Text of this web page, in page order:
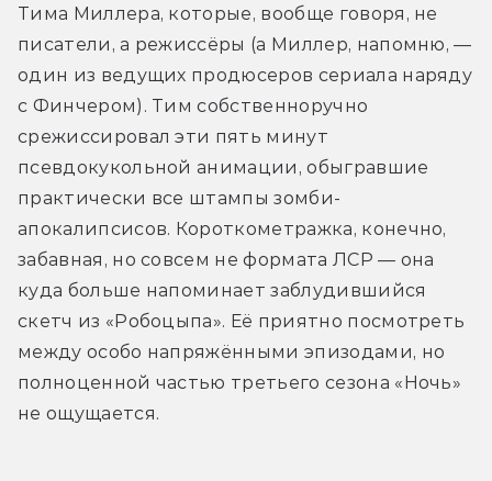
Тима Миллера, которые, вообще говоря, не
писатели, а режиссёры (а Миллер, напомню, —
один из ведущих продюсеров сериала наряду
с Финчером). Тим собственноручно
срежиссировал эти пять минут
псевдокукольной анимации, обыгравшие
практически все штампы зомби-
апокалипсисов. Короткометражка, конечно,
забавная, но совсем не формата ЛСР — она
куда больше напоминает заблудившийся
скетч из «Робоцыпа». Её приятно посмотреть
между особо напряжёнными эпизодами, но
полноценной частью третьего сезона «Ночь»
не ощущается.